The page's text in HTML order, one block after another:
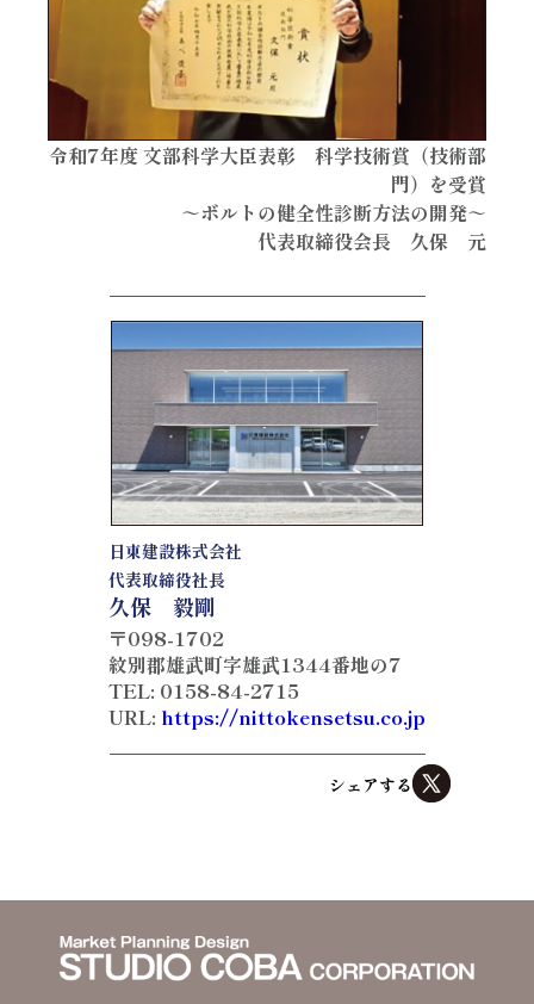
令和7年度 文部科学大臣表彰 科学技術賞（技術部
門）を受賞
～ボルトの健全性診断方法の開発～
代表取締役会長 久保 元
日東建設株式会社
代表取締役社長
久保 毅剛
〒098-1702
紋別郡雄武町字雄武1344番地の7
TEL: 0158-84-2715
URL: https://nittokensetsu.co.jp
シェアする